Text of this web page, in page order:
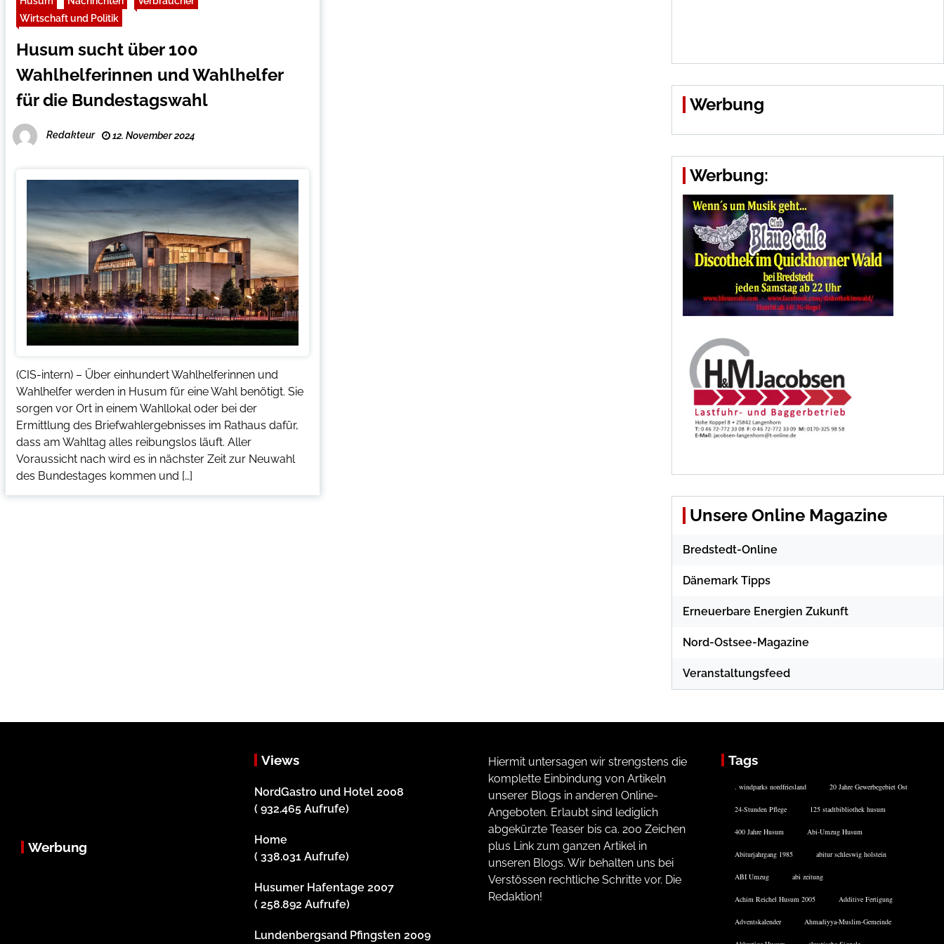
Wirtschaft und Politik
Husum sucht über 100
Wahlhelferinnen und Wahlhelfer
für die Bundestagswahl
Redakteur 12. November 2024
(CIS-intern) – Über einhundert Wahlhelferinnen und
Wahlhelfer werden in Husum für eine Wahl benötigt. Sie
sorgen vor Ort in einem Wahllokal oder bei der
Ermittlung des Briefwahlergebnisses im Rathaus dafür,
dass am Wahltag alles reibungslos läuft. Aller
Voraussicht nach wird es in nächster Zeit zur Neuwahl
des Bundestages kommen und […]
Werbung
Werbung:
Unsere Online Magazine
Bredstedt-Online
Dänemark Tipps
Erneuerbare Energien Zukunft
Nord-Ostsee-Magazine
Veranstaltungsfeed
Werbung
Views
NordGastro und Hotel 2008
( 932.465 Aufrufe)
Home
( 338.031 Aufrufe)
Husumer Hafentage 2007
( 258.892 Aufrufe)
Lundenbergsand Pfingsten 2009
Hiermit untersagen wir strengstens die
komplette Einbindung von Artikeln
unserer Blogs in anderen Online-
Angeboten. Erlaubt sind lediglich
abgekürzte Teaser bis ca. 200 Zeichen
plus Link zum ganzen Artikel in
unseren Blogs. Wir behalten uns bei
Verstössen rechtliche Schritte vor. Die
Redaktion!
Tags
. windparks nordfriesland 20 Jahre Gewerbegebiet Ost
24-Stunden Pflege 125 stadtbibliothek husum
400 Jahre Husum Abi-Umzug Husum
Abiturjahrgang 1985 abitur schleswig holstein
ABI Umzug abi zeitung
Achim Reichel Husum 2005 Additive Fertigung
Adventskalender Ahmadiyya-Muslim-Gemeinde